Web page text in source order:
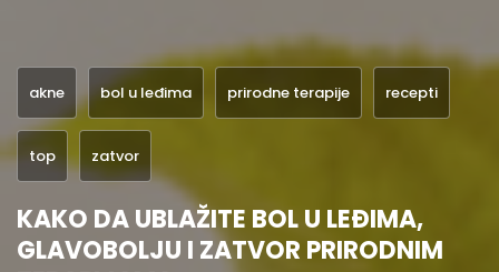
akne bol u leđima prirodne terapije recepti
top zatvor
KAKO DA UBLAŽITE BOL U LEĐIMA,
GLAVOBOLJU I ZATVOR PRIRODNIM